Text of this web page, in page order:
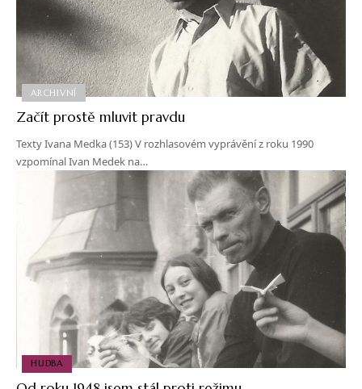
ARCHIVNÍ
Začít prostě mluvit pravdu
Texty Ivana Medka (153) V rozhlasovém vyprávění z roku 1990
vzpomínal Ivan Medek na…
HUDBA